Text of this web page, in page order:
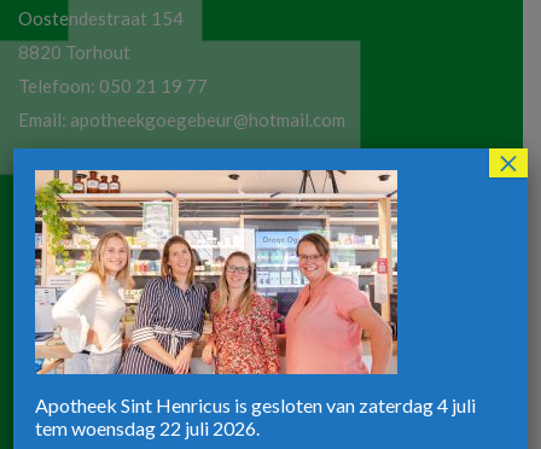
Oostendestraat 154
8820 Torhout
Telefoon: 050 21 19 77
Email: apotheekgoegebeur@hotmail.com
Maandag tot vrijdag:
8u30-12u30 / 13u30-18u30
Zaterdag:8u30-12u00
Apotheek ST-Henricus
8820 Torhout
Apotheek Sint Henricus is gesloten van zaterdag 4 juli
tem woensdag 22 juli 2026.
×